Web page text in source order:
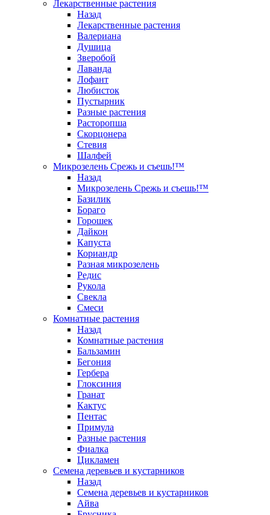
Лекарственные растения
Назад
Лекарственные растения
Валериана
Душица
Зверобой
Лаванда
Лофант
Любисток
Пустырник
Разные растения
Расторопша
Скорцонера
Стевия
Шалфей
Микрозелень Срежь и съешь!™
Назад
Микрозелень Срежь и съешь!™
Базилик
Бораго
Горошек
Дайкон
Капуста
Кориандр
Разная микрозелень
Редис
Рукола
Свекла
Смеси
Комнатные растения
Назад
Комнатные растения
Бальзамин
Бегония
Гербера
Глоксиния
Гранат
Кактус
Пентас
Примула
Разные растения
Фиалка
Цикламен
Семена деревьев и кустарников
Назад
Семена деревьев и кустарников
Айва